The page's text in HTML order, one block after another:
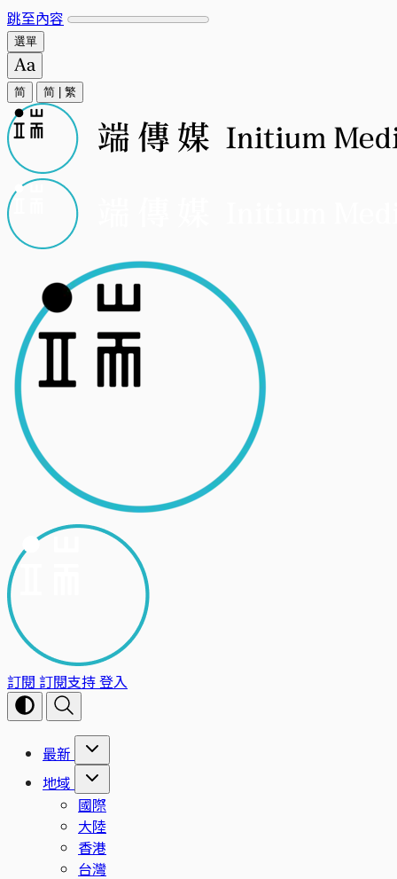
跳至內容
選單
简 简 繁
訂閱 訂閱支持登入
最新
地域
國際
大陸
香港
台灣